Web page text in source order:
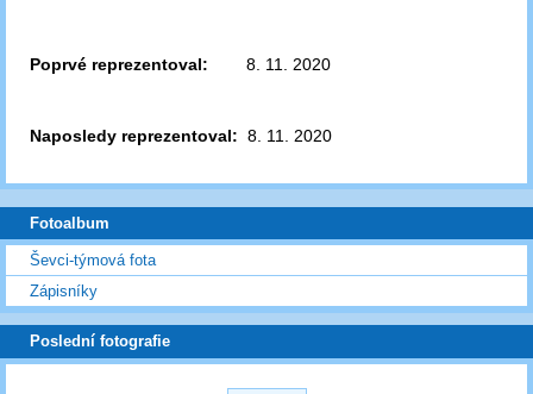
Poprvé reprezentoval: 8. 11. 2020
Naposledy reprezentoval: 8. 11. 2020
Fotoalbum
Ševci-týmová fota
Zápisníky
Poslední fotografie